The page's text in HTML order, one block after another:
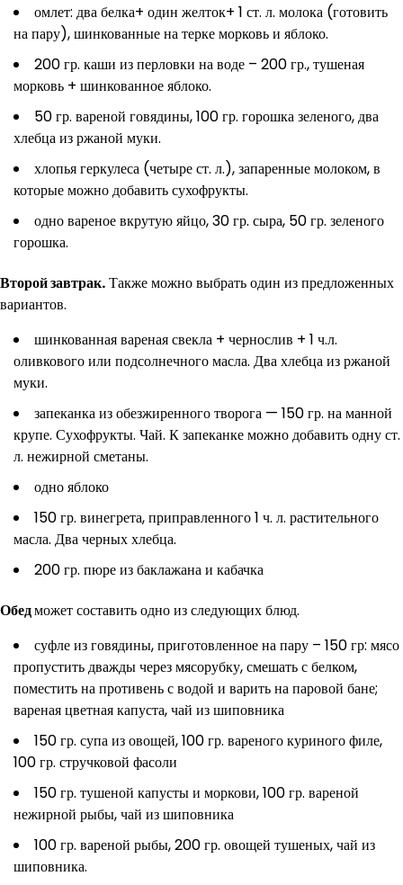
омлет: два белка+ один желток+ 1 ст. л. молока (готовить
на пару), шинкованные на терке морковь и яблоко.
200 гр. каши из перловки на воде – 200 гр., тушеная
морковь + шинкованное яблоко.
50 гр. вареной говядины, 100 гр. горошка зеленого, два
хлебца из ржаной муки.
хлопья геркулеса (четыре ст. л.), запаренные молоком, в
которые можно добавить сухофрукты.
одно вареное вкрутую яйцо, 30 гр. сыра, 50 гр. зеленого
горошка.
Второй завтрак.Также можно выбрать один из предложенных
вариантов.
шинкованная вареная свекла + чернослив + 1 ч.л.
оливкового или подсолнечного масла. Два хлебца из ржаной
муки.
запеканка из обезжиренного творога — 150 гр. на манной
крупе. Сухофрукты. Чай. К запеканке можно добавить одну ст.
л. нежирной сметаны.
одно яблоко
150 гр. винегрета, приправленного 1 ч. л. растительного
масла. Два черных хлебца.
200 гр. пюре из баклажана и кабачка
Обедможет составить одно из следующих блюд.
суфле из говядины, приготовленное на пару – 150 гр: мясо
пропустить дважды через мясорубку, смешать с белком,
поместить на противень с водой и варить на паровой бане;
вареная цветная капуста, чай из шиповника
150 гр. супа из овощей, 100 гр. вареного куриного филе,
100 гр. стручковой фасоли
150 гр. тушеной капусты и моркови, 100 гр. вареной
нежирной рыбы, чай из шиповника
100 гр. вареной рыбы, 200 гр. овощей тушеных, чай из
шиповника.